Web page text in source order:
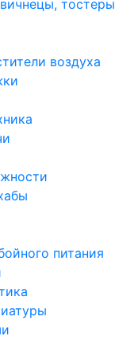
тостеры
воздуха
питания